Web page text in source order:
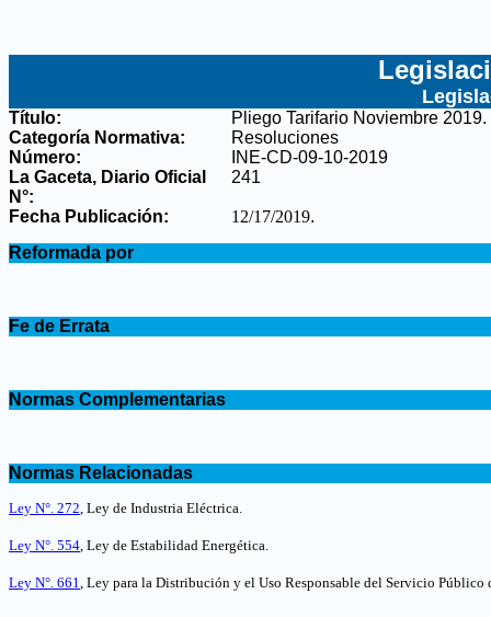
Título: Pliego Tarifario Noviembre 2019.
Categoría Normativa:
Resoluciones
Número:
INE-CD-09-10-2019
La Gaceta, Diario Oficial
N°:
241
Fecha Publicación: 12/17/2019.
Reformada por
Fe de Errata
Normas Complementarias
Normas Relacionadas
Ley N°. 272, Ley de Industria Eléctrica.
Ley N°. 554, Ley de Estabilidad Energética.
Ley N°. 661, Ley para la Distribución y el Uso Responsable del Servicio Público